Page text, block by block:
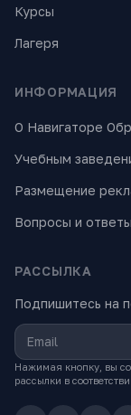
Курсы
Лагеря
ИНФОРМАЦИЯ
О Навигаторе
Учебным
Размещение
Вопросы и ответы
РАССЫЛКА
Подпишитесь на
Нажимая кнопку, вы
рассылки в